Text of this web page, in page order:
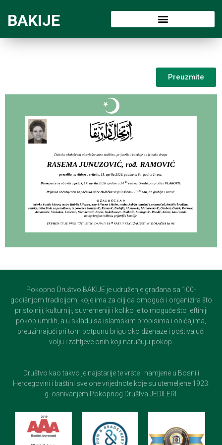
BAKIJE
Preuzmite
Pokopno Društvo BAKIJE je udruženje građana sa 100-
godišnjom tradicijom, koje ima za cilj da omogući i organizira što
pristojniji, kulturniji, suvremeniji i koliko je to moguće što jeftiniji
pokop umrlih, a u skladu sa islamskim propisima i običajima,
preuzimajući pri tom potpunu brigu oko dženaze i poštivajući
volju i zahtjeve onih koji naručuju pokop.
Društvo kao takvo je najstarije te vrste i namjene u Bosni i
Hercegovini i baštini sve one vrijednote koje su utemeljene 1923.
g. osnivanjem Pokopnog Društva JEDILERI.